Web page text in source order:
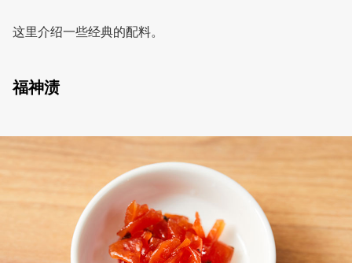
这里介绍一些经典的配料。
福神渍